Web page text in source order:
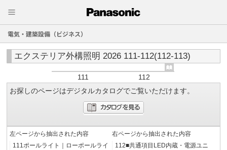
電気・建築設備（ビジネス）
エクステリア外構照明 2026 111-112(112-113)
111
112
お探しのページはデジタルカタログでご覧いただけます。
左ページから抽出された内容
111ポールライト｜ローポールライ
右ページから抽出された内容
112■共通項目LED内蔵・電源ユニ